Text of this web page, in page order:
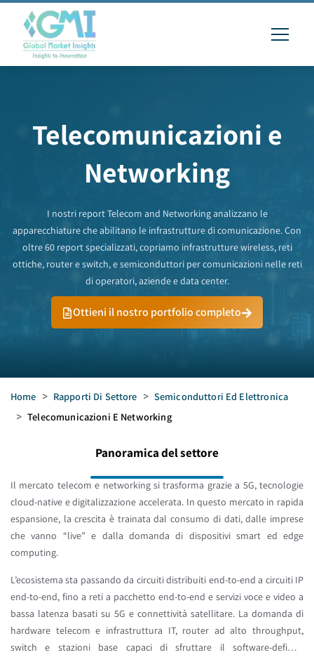
Telecomunicazioni e
Networking
I nostri report Telecom and Networking analizzano le
apparecchiature che abilitano le infrastrutture di comunicazione. Con
oltre 60 report specializzati, copriamo infrastrutture wireless, reti
ottiche, router e switch, e semiconduttori per comunicazioni nelle reti
di operatori, aziende e data center.
Ottieni il nostro portfolio completo
Home > Rapporti Di Settore > Semiconduttori Ed Elettronica
> Telecomunicazioni E Networking
Panoramica del settore
Il mercato telecom e networking si trasforma grazie a 5G, tecnologie
cloud-native e digitalizzazione accelerata. In questo mercato in rapida
espansione, la crescita è trainata dal consumo di dati, dalle imprese
che vanno “live” e dalla domanda di dispositivi smart ed edge
computing.
L’ecosistema sta passando da circuiti distribuiti end-to-end a circuiti IP
end-to-end, fino a reti a pacchetto end-to-end e servizi voce e video a
bassa latenza basati su 5G e connettività satellitare. La domanda di
hardware telecom e infrastruttura IT, router ad alto throughput,
switch e stazioni base capaci di sfruttare il software-defined